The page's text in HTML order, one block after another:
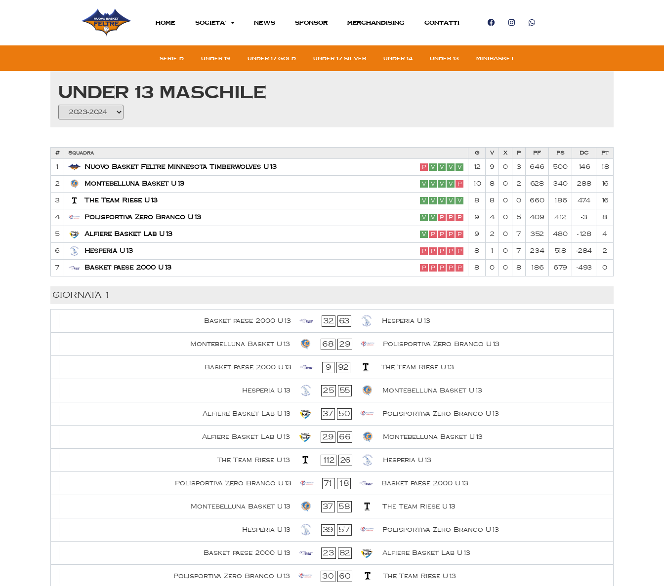
Home SOCIETA’ News Sponsor MERCHANDISING Contatti
Serie D Under 19 Under 17 gold Under 17 silver Under 14 Under 13 Minibasket
Under 13 maschile
# Squadra G V X P PF PS DC Pt
1 Nuovo Basket Feltre Minnesota Timberwolves U13 P V V V V 12 9 0 3 646 500 146 18
2 Montebelluna Basket U13 V V V V P 10 8 0 2 628 340 288 16
3 The Team Riese U13 V V V V V 8 8 0 0 660 186 474 16
4 Polisportiva Zero Branco U13 V V P P P 9 4 0 5 409 412 -3 8
5 Alfiere Basket Lab U13 V P P P P 9 2 0 7 352 480 -128 4
6 Hesperia U13 P P P P P 8 1 0 7 234 518 -284 2
7 Basket paese 2000 U13 P P P P P 8 0 0 8 186 679 -493 0
GIORNATA 1
Basket paese 2000 U13 32 63 Hesperia U13
Montebelluna Basket U13 68 29 Polisportiva Zero Branco U13
Basket paese 2000 U13 9 92 The Team Riese U13
Hesperia U13 25 55 Montebelluna Basket U13
Alfiere Basket Lab U13 37 50 Polisportiva Zero Branco U13
Alfiere Basket Lab U13 29 66 Montebelluna Basket U13
The Team Riese U13 112 26 Hesperia U13
Polisportiva Zero Branco U13 71 18 Basket paese 2000 U13
Montebelluna Basket U13 37 58 The Team Riese U13
Hesperia U13 39 57 Polisportiva Zero Branco U13
Basket paese 2000 U13 23 82 Alfiere Basket Lab U13
Polisportiva Zero Branco U13 30 60 The Team Riese U13